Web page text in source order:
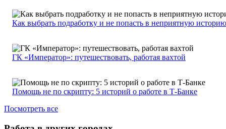
Как выбрать подработку и не попасть в неприятную историю
ГК «Император»: путешествовать, работая вахтой
Помощь не по скрипту: 5 историй о работе в Т-Банке
Посмотреть все